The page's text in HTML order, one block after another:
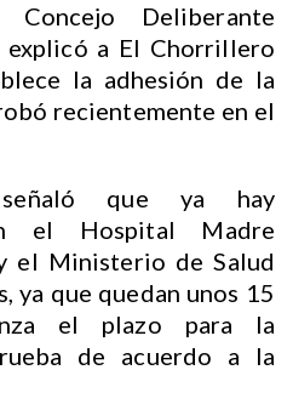
Deliberante
explicó a El Chorrillero
la adhesión de la
recientemente en el
que ya hay
el Hospital Madre
el Ministerio de Salud
ya que quedan unos 15
el plazo para la
de acuerdo a la